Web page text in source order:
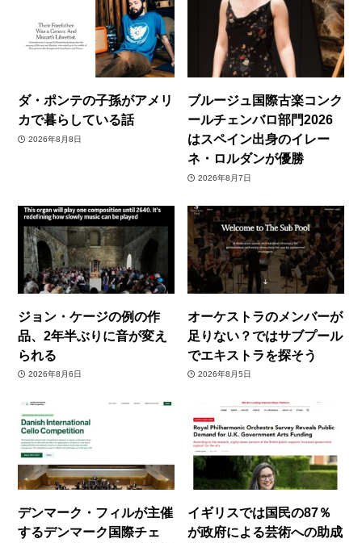
ダ・ポンテの子孫がアメリ
カで暮らしている話
2026年8月8日
ブルージュ国際古楽コンク
ールチェンバロ部門2026
はスペイン出身のイレー
ネ・ロルダンが優勝
2026年8月7日
ジョン・ケージの例の作
品、2年半ぶりに音が変え
られる
2026年8月6日
オーケストラのメンバーが
足りない？ではサブプール
でエキストラを探そう
2026年8月5日
デンマーク・フィルが主催
するデンマーク国際チェ
イギリスでは国民の87％
が政府による芸術への助成